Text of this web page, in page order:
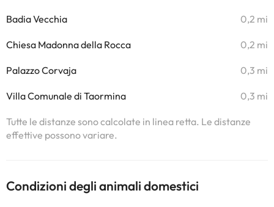
Badia Vecchia 0,2 mi
Chiesa Madonna della Rocca 0,2 mi
Palazzo Corvaja 0,3 mi
Villa Comunale di Taormina 0,3 mi
Tutte le distanze sono calcolate in linea retta. Le distanze
effettive possono variare.
Condizioni degli animali domestici